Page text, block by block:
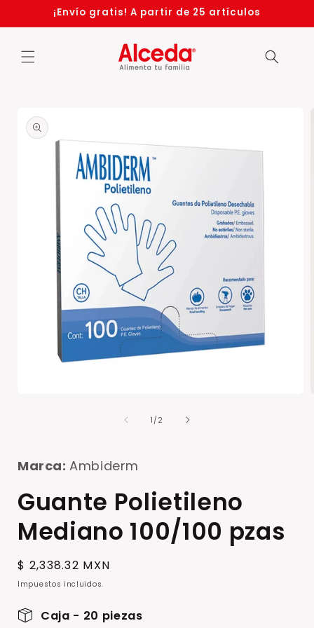
directamente
al contenido
¡Envío gratis! A partir de 25 artículos
información
del producto
ventana
modal
1 /de2
Marca:Ambiderm
Guante Polietileno
Mediano 100/100 pzas
Precio
habitual
$ 2,338.32 MXN
Impuestos incluidos.
Caja - 20 piezas